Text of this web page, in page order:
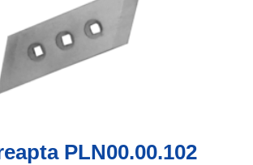
PLN00.00.102